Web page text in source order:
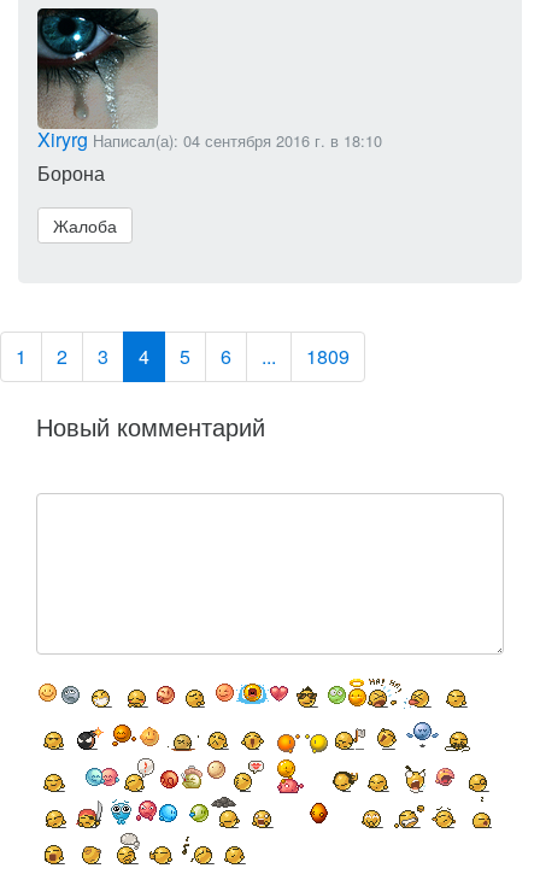
Xiryrg Написал(а): 04 сентября 2016 г. в 18:10
Борона
Жалоба
1 2 3 4 5 6 ... 1809
Новый комментарий